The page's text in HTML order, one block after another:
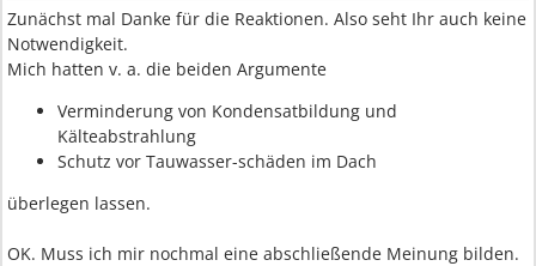
Zunächst mal Danke für die Reaktionen. Also seht Ihr auch keine
Notwendigkeit.
Mich hatten v. a. die beiden Argumente
Verminderung von Kondensatbildung und
Kälteabstrahlung
Schutz vor Tauwasser-schäden im Dach
überlegen lassen.
OK. Muss ich mir nochmal eine abschließende Meinung bilden.